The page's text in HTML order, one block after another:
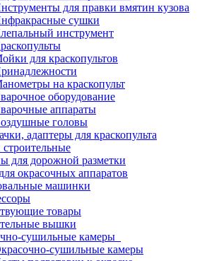
для правки вмятин кузова
сушки
инструмент
для краскопультов
на краскопульт
оборудование
аппараты
головы
адаптеры для краскопульта
для дорожной разметки
окрасочных аппаратов
машинки
товары
вышки
сушильные камеры
сушильные камеры